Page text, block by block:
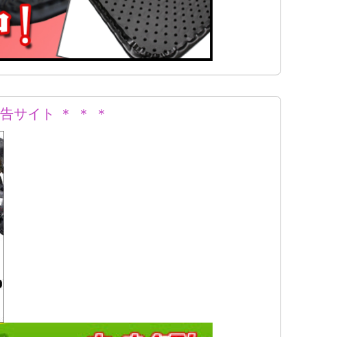
サイト ＊ ＊ ＊